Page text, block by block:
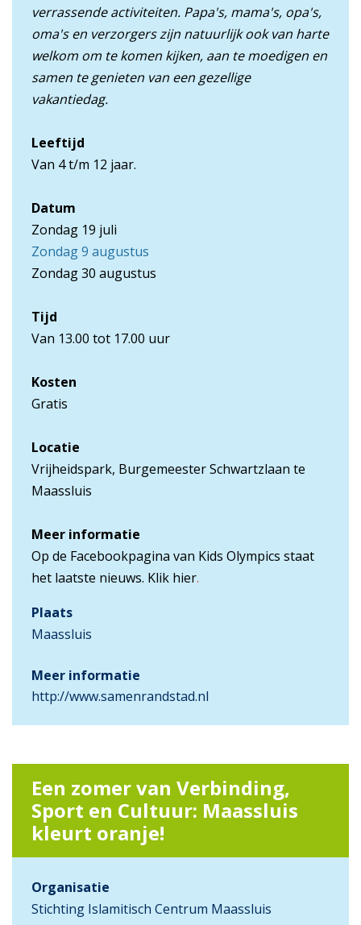
verrassende activiteiten. Papa's, mama's, opa's,
oma's en verzorgers zijn natuurlijk ook van harte
welkom om te komen kijken, aan te moedigen en
samen te genieten van een gezellige
vakantiedag.
Leeftijd
Van 4 t/m 12 jaar.
Datum
Zondag 19 juli
Zondag 9 augustus
Zondag 30 augustus
Tijd
Van 13.00 tot 17.00 uur
Kosten
Gratis
Locatie
Vrijheidspark, Burgemeester Schwartzlaan te
Maassluis
Meer informatie
Op de Facebookpagina van Kids Olympics staat
het laatste nieuws. Klik hier.
Plaats
Maassluis
Meer informatie
http://www.samenrandstad.nl
Een zomer van Verbinding,
Sport en Cultuur: Maassluis
kleurt oranje!
Organisatie
Stichting Islamitisch Centrum Maassluis